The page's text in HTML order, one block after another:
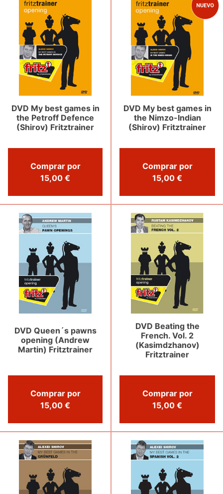
DVD My best games in
the Petroff Defence
(Shirov) Fritztrainer
Comprar por
15,00 €
DVD My best games in
the Nimzo-Indian
(Shirov) Fritztrainer
Comprar por
15,00 €
DVD Queen´s pawns
opening (Andrew
Martin) Fritztrainer
Comprar por
15,00 €
DVD Beating the
French. Vol. 2
(Kasimdzhanov)
Fritztrainer
Comprar por
15,00 €